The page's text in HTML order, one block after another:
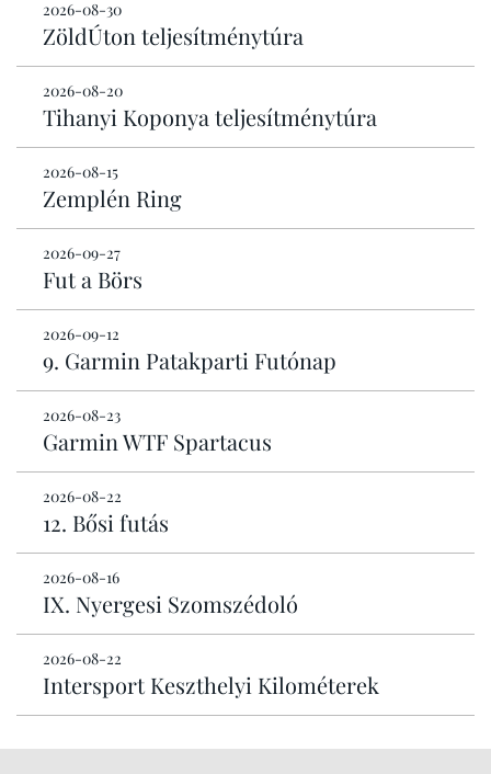
2026-08-30
ZöldÚton teljesítménytúra
2026-08-20
Tihanyi Koponya teljesítménytúra
2026-08-15
Zemplén Ring
2026-09-27
Fut a Börs
2026-09-12
9. Garmin Patakparti Futónap
2026-08-23
Garmin WTF Spartacus
2026-08-22
12. Bősi futás
2026-08-16
IX. Nyergesi Szomszédoló
2026-08-22
Intersport Keszthelyi Kilométerek